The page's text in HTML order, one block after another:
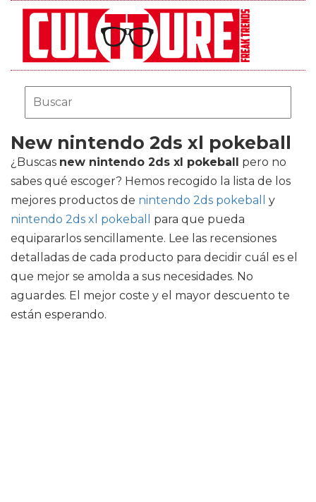
New nintendo 2ds xl pokeball
¿Buscas new nintendo 2ds xl pokeball pero no
sabes qué escoger? Hemos recogido la lista de los
mejores productos de nintendo 2ds pokeball
y
nintendo 2ds xl pokeball
para que pueda
equipararlos sencillamente. Lee las recensiones
detalladas de cada producto para decidir cuál es el
que mejor se amolda a sus necesidades. No
aguardes. El mejor coste y el mayor descuento te
están esperando.